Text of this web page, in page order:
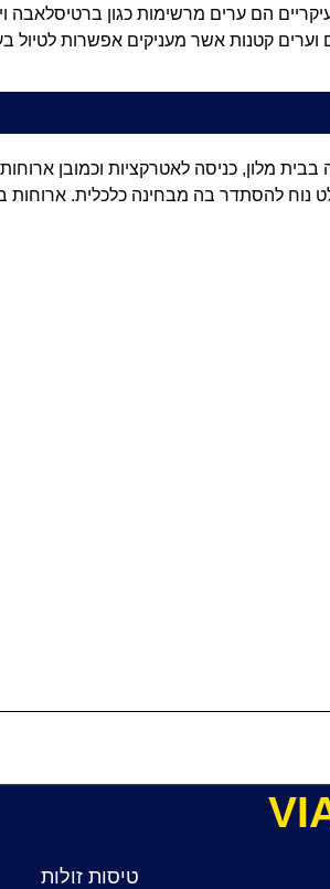
הם ערים מרשימות כגון ברטיסלאבה
קטנות אשר מעניקים אפשרות לטיול
בבית מלון, כניסה לאטרקציות וכמובן
טיסות זולות